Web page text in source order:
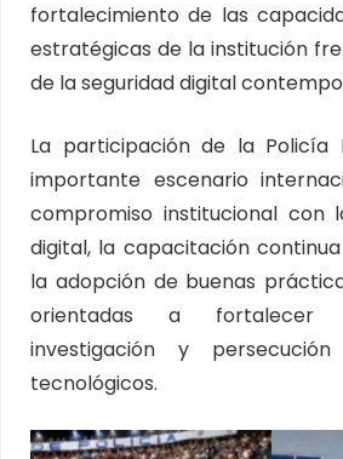
fortalecimiento de las
estratégicas de la institución
de la seguridad digital
La participación de la Policía
importante escenario
compromiso institucional con
digital, la capacitación
la adopción de buenas
orientadas a fortalecer
investigación y
tecnológicos.